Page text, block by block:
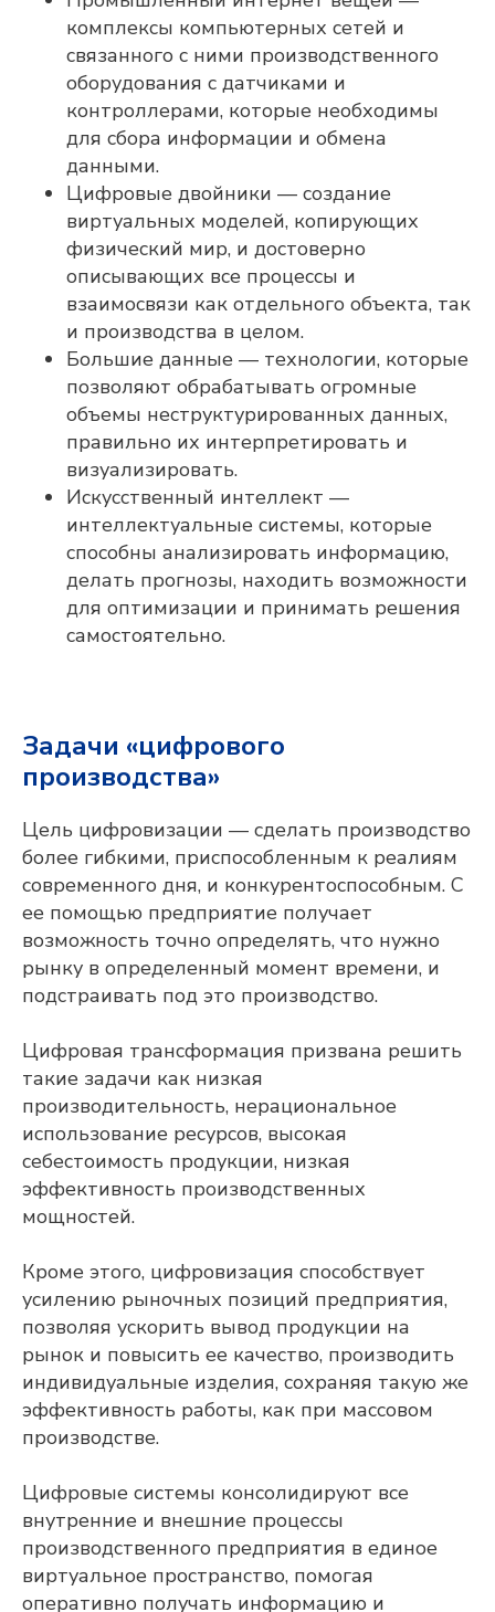
комплексы компьютерных сетей и
связанного с ними производственного
оборудования с датчиками и
контроллерами, которые необходимы
для сбора информации и обмена
данными.
Цифровые двойники — создание
виртуальных моделей, копирующих
физический мир, и достоверно
описывающих все процессы и
взаимосвязи как отдельного объекта, так
и производства в целом.
Большие данные — технологии, которые
позволяют обрабатывать огромные
объемы неструктурированных данных,
правильно их интерпретировать и
визуализировать.
Искусственный интеллект —
интеллектуальные системы, которые
способны анализировать информацию,
делать прогнозы, находить возможности
для оптимизации и принимать решения
самостоятельно.
Задачи «цифрового
производства»
Цель цифровизации — сделать производство
более гибкими, приспособленным к реалиям
современного дня, и конкурентоспособным. С
ее помощью предприятие получает
возможность точно определять, что нужно
рынку в определенный момент времени, и
подстраивать под это производство.
Цифровая трансформация призвана решить
такие задачи как низкая
производительность, нерациональное
использование ресурсов, высокая
себестоимость продукции, низкая
эффективность производственных
мощностей.
Кроме этого, цифровизация способствует
усилению рыночных позиций предприятия,
позволяя ускорить вывод продукции на
рынок и повысить ее качество, производить
индивидуальные изделия, сохраняя такую же
эффективность работы, как при массовом
производстве.
Цифровые системы консолидируют все
внутренние и внешние процессы
производственного предприятия в единое
виртуальное пространство, помогая
оперативно получать информацию и
Adeptik APS
Современное решение класса APS
(Advanced Planning & Scheduling) для
объемно-календарного
и оперативного
производственного планирования
ПОДРОБНЕЕ